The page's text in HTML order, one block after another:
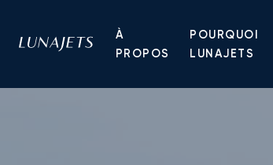
À
PROPOS
POURQUOI
LUNAJETS